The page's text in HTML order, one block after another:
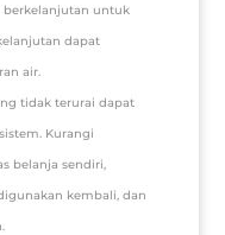
berkelanjutan untuk
dapat
air.
tidak terurai dapat
Kurangi
belanja sendiri,
kembali, dan